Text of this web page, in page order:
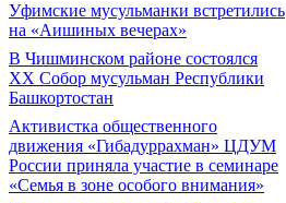
Уфимские мусульманки встретились
на «Аишиных вечерах»
В Чишминском районе состоялся
XX Собор мусульман Республики
Башкортостан
Активистка общественного
движения «Гибадуррахман» ЦДУМ
России приняла участие в семинаре
«Семья в зоне особого внимания»